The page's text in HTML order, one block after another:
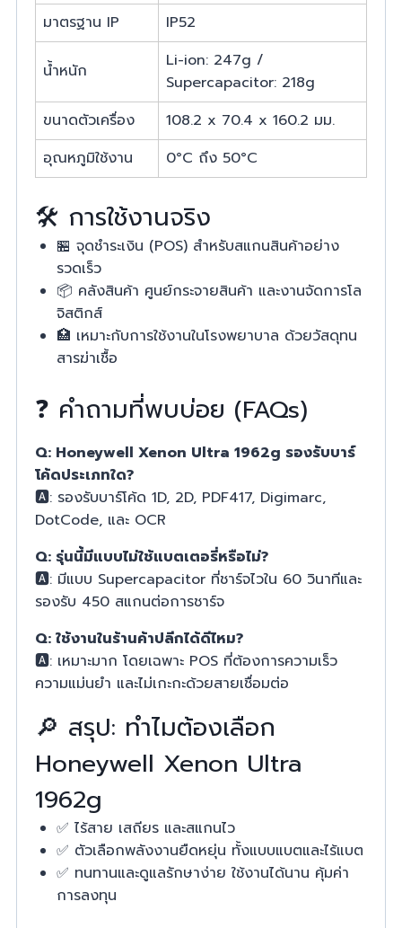
มาตรฐาน IP IP52
น้ำหนัก
Li-ion: 247g /
Supercapacitor: 218g
ขนาดตัวเครื่อง
108.2 x 70.4 x 160.2 มม.
อุณหภูมิใช้งาน
0°C ถึง 50°C
🛠️ การใช้งานจริง
🏪 จุดชำระเงิน (POS) สำหรับสแกนสินค้าอย่าง
รวดเร็ว
📦 คลังสินค้า ศูนย์กระจายสินค้า และงานจัดการโล
จิสติกส์
🏥 เหมาะกับการใช้งานในโรงพยาบาล ด้วยวัสดุทน
สารฆ่าเชื้อ
❓ คำถามที่พบบ่อย (FAQs)
Q: Honeywell Xenon Ultra 1962g รองรับบาร์
โค้ดประเภทใด?
🅰️: รองรับบาร์โค้ด 1D, 2D, PDF417, Digimarc,
DotCode, และ OCR
Q: รุ่นนี้มีแบบไม่ใช้แบตเตอรี่หรือไม่?
🅰️: มีแบบ Supercapacitor ที่ชาร์จไวใน 60 วินาทีและ
รองรับ 450 สแกนต่อการชาร์จ
Q: ใช้งานในร้านค้าปลีกได้ดีไหม?
🅰️: เหมาะมาก โดยเฉพาะ POS ที่ต้องการความเร็ว
ความแม่นยำ และไม่เกะกะด้วยสายเชื่อมต่อ
🔎 สรุป: ทำไมต้องเลือก
Honeywell Xenon Ultra
1962g
✅ ไร้สาย เสถียร และสแกนไว
✅ ตัวเลือกพลังงานยืดหยุ่น ทั้งแบบแบตและไร้แบต
✅ ทนทานและดูแลรักษาง่าย ใช้งานได้นาน คุ้มค่า
การลงทุน